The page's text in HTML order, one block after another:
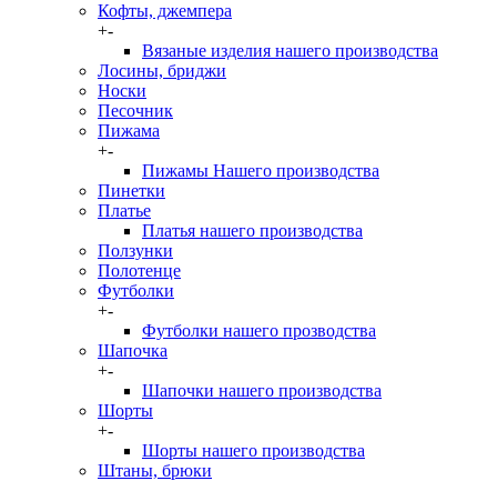
Кофты, джемпера
+-
Вязаные изделия нашего производства
Лосины, бриджи
Носки
Песочник
Пижама
+-
Пижамы Нашего производства
Пинетки
Платье
Платья нашего производства
Ползунки
Полотенце
Футболки
+-
Футболки нашего прозводства
Шапочка
+-
Шапочки нашего производства
Шорты
+-
Шорты нашего производства
Штаны, брюки